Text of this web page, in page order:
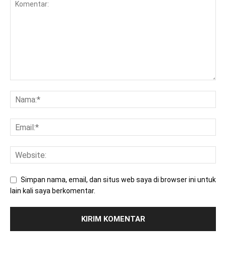
Simpan nama, email, dan situs web saya di browser ini untuk
lain kali saya berkomentar.